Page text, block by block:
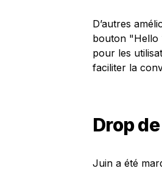
D’autres
bouton "Hello
pour les
faciliter la
Drop
Juin a été